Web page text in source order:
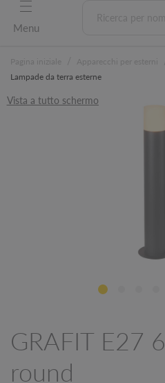
Menu
Lampade da terra esterne
Vista a tutto schermo
GRAFIT E27
round